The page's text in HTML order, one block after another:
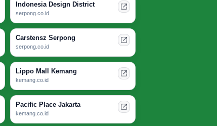
Indonesia Design District
serpong.co.id
Carstensz Serpong
serpong.co.id
Lippo Mall Kemang
kemang.co.id
Pacific Place Jakarta
kemang.co.id